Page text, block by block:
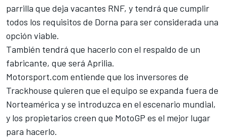
parrilla que deja vacantes RNF, y tendrá que cumplir
todos los requisitos de Dorna para ser considerada una
opción viable.
También tendrá que hacerlo con el respaldo de un
fabricante, que será Aprilia.
Motorsport.com entiende que los inversores de
Trackhouse quieren que el equipo se expanda fuera de
Norteamérica y se introduzca en el escenario mundial,
y los propietarios creen que MotoGP es el mejor lugar
para hacerlo.